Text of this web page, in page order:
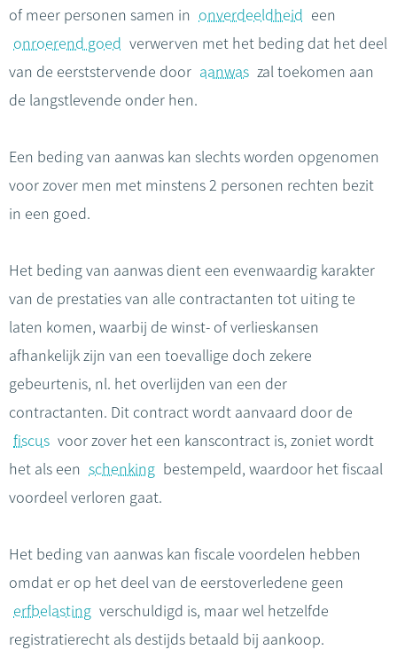
of meer personen samen in onverdeeldheid een
onroerend goed verwerven met het beding dat het deel
van de eerststervende door aanwas zal toekomen aan
de langstlevende onder hen.
Een beding van aanwas kan slechts worden opgenomen
voor zover men met minstens 2 personen rechten bezit
in een goed.
Het beding van aanwas dient een evenwaardig karakter
van de prestaties van alle contractanten tot uiting te
laten komen, waarbij de winst- of verlieskansen
afhankelijk zijn van een toevallige doch zekere
gebeurtenis, nl. het overlijden van een der
contractanten. Dit contract wordt aanvaard door de
fiscus voor zover het een kanscontract is, zoniet wordt
het als een schenking bestempeld, waardoor het fiscaal
voordeel verloren gaat.
Het beding van aanwas kan fiscale voordelen hebben
omdat er op het deel van de eerstoverledene geen
erfbelasting verschuldigd is, maar wel hetzelfde
registratierecht als destijds betaald bij aankoop.